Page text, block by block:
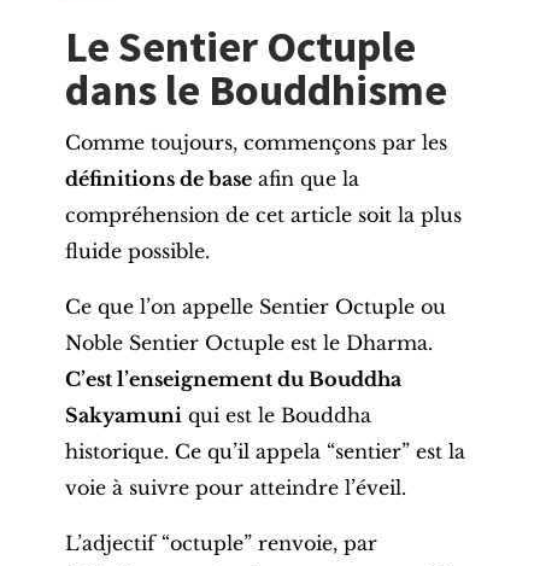
Le Sentier Octuple
dans le Bouddhisme
Comme toujours, commençons par les
définitions de baseafin que la
compréhension de cet article soit la plus
fluide possible.
Ce que l’on appelle Sentier Octuple ou
Noble Sentier Octuple est le Dharma.
C’est l’enseignement du Bouddha
Sakyamuniqui est le Bouddha
historique. Ce qu’il appela “sentier” est la
voie à suivre pour atteindre l’éveil.
L’adjectif “octuple” renvoie, par